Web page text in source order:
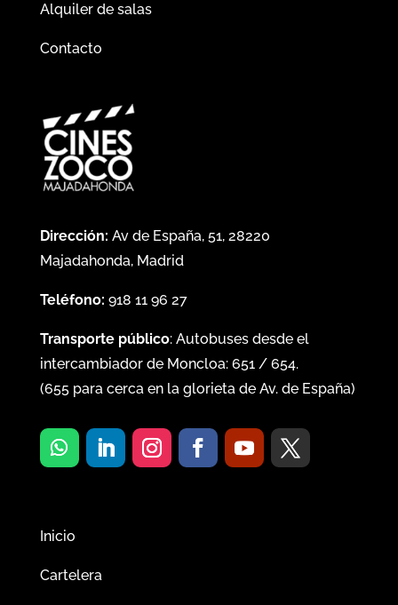
Alquiler de salas
Contacto
Dirección: Av de España, 51, 28220
Majadahonda, Madrid
Teléfono: 918 11 96 27
Transporte público: Autobuses desde el
intercambiador de Moncloa: 651/ 654.
(655para cerca en la glorieta de Av. de España)
Inicio
Cartelera